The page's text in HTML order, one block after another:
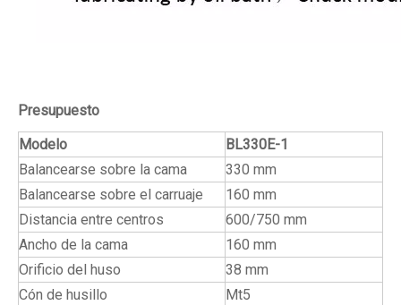
Presupuesto
Modelo
BL330E-1
Balancearse sobre la cama
330 mm
Balancearse sobre el carruaje
160 mm
Distancia entre centros
600/750 mm
Ancho de la cama
160 mm
Orificio del huso
38 mm
Cón de husillo
Mt5